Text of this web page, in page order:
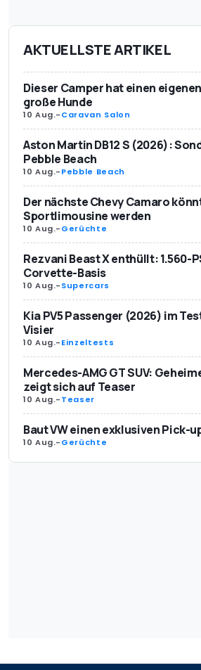
AKTUELLSTE ARTIKEL
Dieser Camper hat einen
große Hunde
10 Aug.-Caravan Salon
Aston Martin DB12 S (2026):
Pebble Beach
10 Aug.-Pebble Beach
Der nächste Chevy Camaro
Sportlimousine werden
10 Aug.-Gerüchte
Rezvani Beast X enthüllt: 1.560-
Corvette-Basis
10 Aug.-Supercars
Kia PV5 Passenger (2026) im
Visier
10 Aug.-Einzeltests
Mercedes-AMG GT SUV:
zeigt sich auf Teaser
10 Aug.-Teaser
Baut VW einen exklusiven Pick-
10 Aug.-Gerüchte